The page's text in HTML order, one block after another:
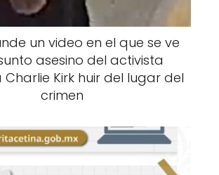
un video en el que se ve
asesino del activista
Kirk huir del lugar del
crimen